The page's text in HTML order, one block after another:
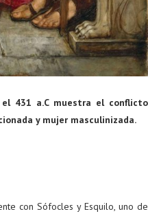
431 a.C muestra el conflicto
y mujer masculinizada.
con Sófocles y Esquilo, uno de